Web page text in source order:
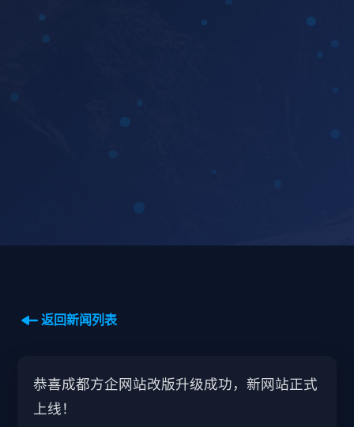
返回新闻列表
恭喜成都方企网站改版升级成功，新网站正式
上线！